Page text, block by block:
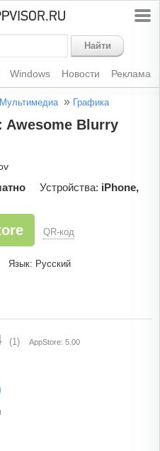
Найти
Windows Новости Реклама
Мультимедиа » Графика
Awesome Blurry
Устройства: iPhone,
QR-код
Язык: Русский
(1) AppStore: 5.00